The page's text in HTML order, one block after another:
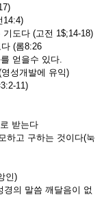
다 (고전 1$;14-18)
(롬8:26
을수 있다.
개발에 유익)
11)
받는다
고 구하는 것이다(눅
인)
의 말씀 깨달음이 없